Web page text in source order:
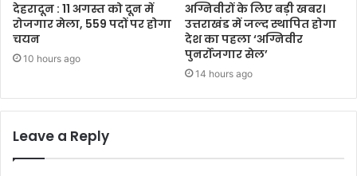
देहरादून : 11 अगस्त को दून में
रोजगार मेला, 559 पदों पर होगा
चयन
10 hours ago
अग्निवीरों के लिए बड़ी खबर।
उत्तराखंड में जल्द स्थापित होगा
देश का पहला ‘अग्निवीर
पुनर्रोजगार सेल’
14 hours ago
Leave a Reply